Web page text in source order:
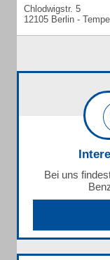
Chlodwigstr. 5
12105 Berlin -
Bei uns